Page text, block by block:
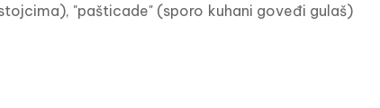
"pašticade" (sporo kuhani goveđi gulaš)